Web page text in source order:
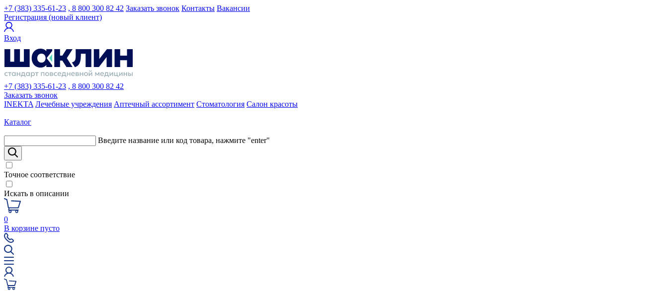
+7 (383) 335-61-23 , 8 800 300 82 42 Заказать звонок Контакты Вакансии
Регистрация (новый клиент)
Вход
+7 (383) 335-61-23 , 8 800 300 82 42
Заказать звонок
INEKTA Лечебные учреждения Аптечный ассортимент Стоматология Салон красоты
Каталог
Введите название или код товара, нажмите "enter"
Точное соответствие
Искать в описании
0
В корзине пусто